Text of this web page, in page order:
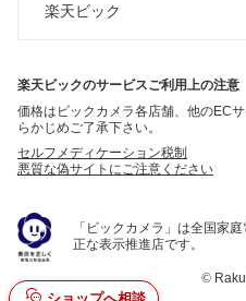
楽天ビック
楽天ビックのサービスご利用上の注意
価格はビックカメラ各店舗、他のEC
らかじめご了承下さい。
セルフメディケーション税制
悪質な偽サイトにご注意ください
「ビックカメラ」は全国家
正な表示推進店です。
©